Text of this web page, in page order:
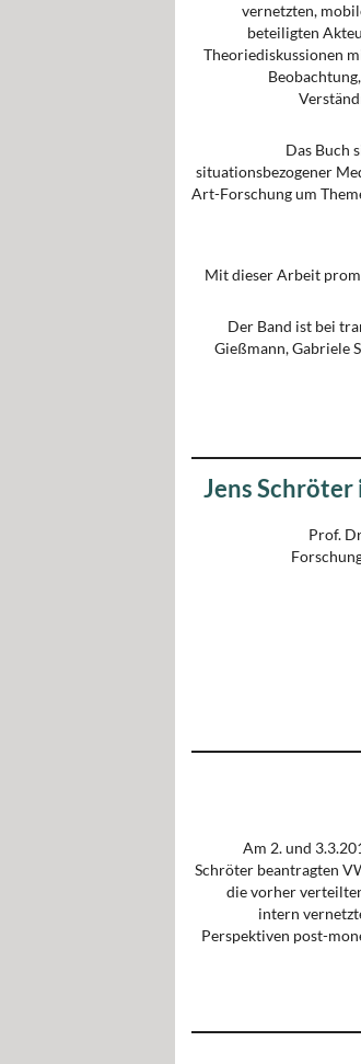
vernetzten,
beteiligten
Theoriediskussionen
Das Buch
situationsbezogener
Art-Forschung um
Mit dieser Arbeit
Der Band ist bei
Gießmann, Gabriele
Jens Schröter
Prof.
Am 2. und
Schröter beantragten
die vorher
intern
Perspektiven post-